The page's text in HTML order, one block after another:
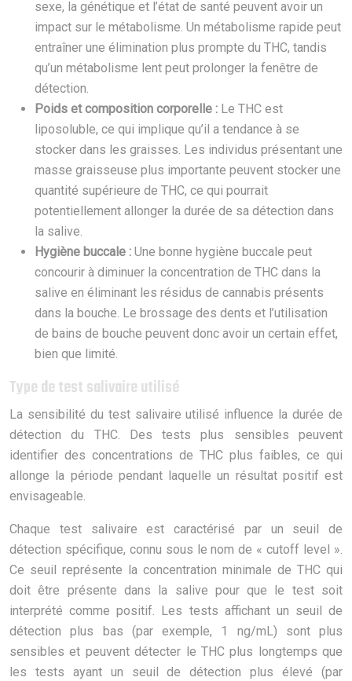
sexe, la génétique et l’état de santé peuvent avoir un
impact sur le métabolisme. Un métabolisme rapide peut
entraîner une élimination plus prompte du THC, tandis
qu’un métabolisme lent peut prolonger la fenêtre de
détection.
Poids et composition corporelle : Le THC est
liposoluble, ce qui implique qu’il a tendance à se
stocker dans les graisses. Les individus présentant une
masse graisseuse plus importante peuvent stocker une
quantité supérieure de THC, ce qui pourrait
potentiellement allonger la durée de sa détection dans
la salive.
Hygiène buccale : Une bonne hygiène buccale peut
concourir à diminuer la concentration de THC dans la
salive en éliminant les résidus de cannabis présents
dans la bouche. Le brossage des dents et l’utilisation
de bains de bouche peuvent donc avoir un certain effet,
bien que limité.
Type de test salivaire utilisé
La sensibilité du test salivaire utilisé influence la durée de
détection du THC. Des tests plus sensibles peuvent
identifier des concentrations de THC plus faibles, ce qui
allonge la période pendant laquelle un résultat positif est
envisageable.
Chaque test salivaire est caractérisé par un seuil de
détection spécifique, connu sous le nom de « cutoff level ».
Ce seuil représente la concentration minimale de THC qui
doit être présente dans la salive pour que le test soit
interprété comme positif. Les tests affichant un seuil de
détection plus bas (par exemple, 1 ng/mL) sont plus
sensibles et peuvent détecter le THC plus longtemps que
les tests ayant un seuil de détection plus élevé (par